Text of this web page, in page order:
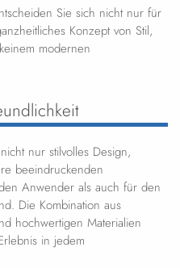
Sie sich nicht nur für
Konzept von Stil,
modernen
nur stilvolles Design,
beeindruckenden
Anwender als auch für den
Die Kombination aus
hochwertigen Materialien
in jedem